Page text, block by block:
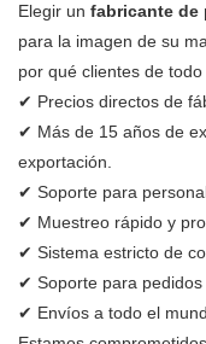
Elegir un fabricante de
para la imagen de su
por qué clientes de
✔ Precios directos de
✔ Más de 15 años de
exportación.
✔ Soporte para
✔ Muestreo rápido y
✔ Sistema estricto de
✔ Soporte para
✔ Envíos a todo el